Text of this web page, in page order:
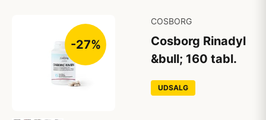
-27%
COSBORG
Cosborg Rinadyl
&bull; 160 tabl.
UDSALG